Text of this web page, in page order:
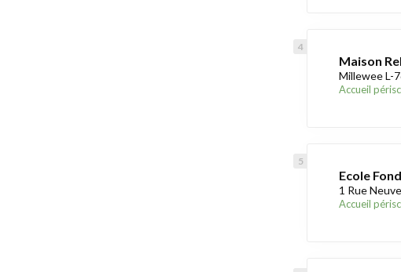
Maison
Millewee L-
Accueil
Ecole
1 Rue
Accueil